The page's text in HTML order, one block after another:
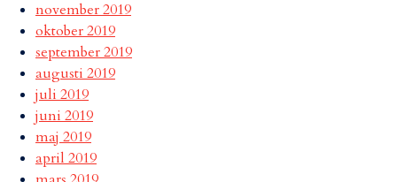
november 2019
oktober 2019
september 2019
augusti 2019
juli 2019
juni 2019
maj 2019
april 2019